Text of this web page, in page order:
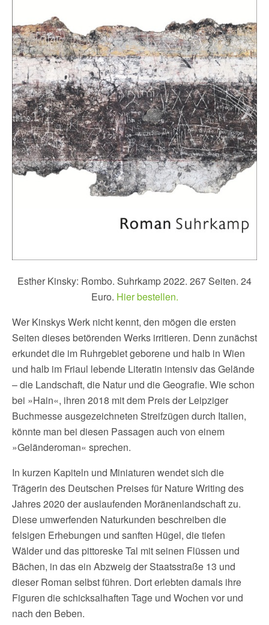
Esther Kinsky: Rombo. Suhrkamp 2022. 267 Seiten. 24
Euro. Hier bestellen.
Wer Kinskys Werk nicht kennt, den mögen die ersten
Seiten dieses betörenden Werks irritieren. Denn zunächst
erkundet die im Ruhrgebiet geborene und halb in Wien
und halb im Friaul lebende Literatin intensiv das Gelände
– die Landschaft, die Natur und die Geografie. Wie schon
bei »Hain«, ihren 2018 mit dem Preis der Leipziger
Buchmesse ausgezeichneten Streifzügen durch Italien,
könnte man bei diesen Passagen auch von einem
»Geländeroman« sprechen.
In kurzen Kapiteln und Miniaturen wendet sich die
Trägerin des Deutschen Preises für Nature Writing des
Jahres 2020 der auslaufenden Moränenlandschaft zu.
Diese umwerfenden Naturkunden beschreiben die
felsigen Erhebungen und sanften Hügel, die tiefen
Wälder und das pittoreske Tal mit seinen Flüssen und
Bächen, in das ein Abzweig der Staatsstraße 13 und
dieser Roman selbst führen. Dort erlebten damals ihre
Figuren die schicksalhaften Tage und Wochen vor und
nach den Beben.